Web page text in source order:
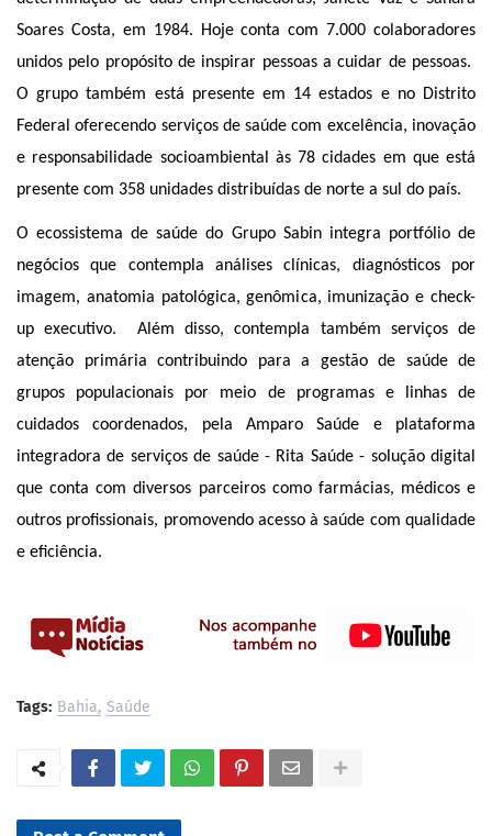
Soares Costa, em 1984. Hoje conta com 7.000 colaboradores
unidos pelo propósito de inspirar pessoas a cuidar de pessoas.
O grupo também está presente em 14 estados e no Distrito
Federal oferecendo serviços de saúde com excelência, inovação
e responsabilidade socioambiental às 78 cidades em que está
presente com 358 unidades distribuídas de norte a sul do país.
O ecossistema de saúde do Grupo Sabin integra portfólio de
negócios que contempla análises clínicas, diagnósticos por
imagem, anatomia patológica, genômica, imunização e check-
up executivo. Além disso, contempla também serviços de
atenção primária contribuindo para a gestão de saúde de
grupos populacionais por meio de programas e linhas de
cuidados coordenados, pela Amparo Saúde e plataforma
integradora de serviços de saúde - Rita Saúde - solução digital
que conta com diversos parceiros como farmácias, médicos e
outros profissionais, promovendo acesso à saúde com qualidade
e eficiência.
Tags: Bahia Saúde